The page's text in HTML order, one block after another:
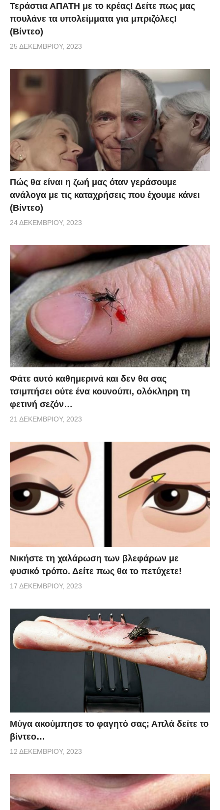
Τεράστια ΑΠΑΤΗ με το κρέας! Δείτε πως μας
πουλάνε τα υπολείμματα για μπριζόλες!
(Βίντεο)
25 ΔΕΚΕΜΒΡΊΟΥ, 2023
Πώς θα είναι η ζωή μας όταν γεράσουμε
ανάλογα με τις καταχρήσεις που έχουμε κάνει
(Βίντεο)
24 ΔΕΚΕΜΒΡΊΟΥ, 2023
Φάτε αυτό καθημερινά και δεν θα σας
τσιμπήσει ούτε ένα κουνούπι, ολόκληρη τη
φετινή σεζόν…
21 ΔΕΚΕΜΒΡΊΟΥ, 2023
Νικήστε τη χαλάρωση των βλεφάρων με
φυσικό τρόπο. Δείτε πως θα το πετύχετε!
17 ΔΕΚΕΜΒΡΊΟΥ, 2023
Μύγα ακούμπησε το φαγητό σας; Απλά δείτε το
βίντεο…
12 ΔΕΚΕΜΒΡΊΟΥ, 2023